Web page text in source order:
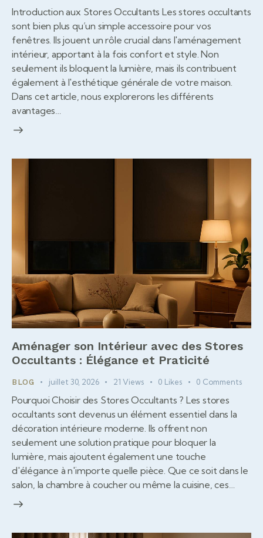
Introduction aux Stores Occultants Les stores occultants
sont bien plus qu’un simple accessoire pour vos
fenêtres. Ils jouent un rôle crucial dans l'aménagement
intérieur, apportant à la fois confort et style. Non
seulement ils bloquent la lumière, mais ils contribuent
également à l'esthétique générale de votre maison.
Dans cet article, nous explorerons les différents
avantages…
Aménager son Intérieur avec des Stores
Occultants : Élégance et Praticité
BLOG juillet 30, 2026 21 Views 0 Likes 0 Comments
Pourquoi Choisir des Stores Occultants ? Les stores
occultants sont devenus un élément essentiel dans la
décoration intérieure moderne. Ils offrent non
seulement une solution pratique pour bloquer la
lumière, mais ajoutent également une touche
d'élégance à n'importe quelle pièce. Que ce soit dans le
salon, la chambre à coucher ou même la cuisine, ces…